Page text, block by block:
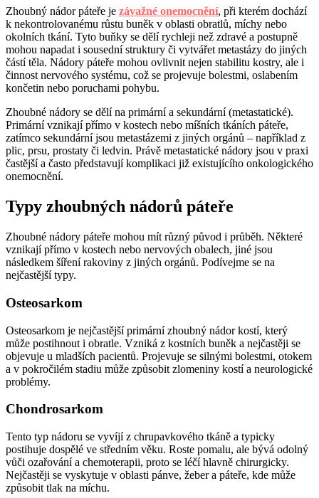
Zhoubný nádor páteře je závažné onemocnění, při kterém dochází
k nekontrolovanému růstu buněk v oblasti obratlů, míchy nebo
okolních tkání. Tyto buňky se dělí rychleji než zdravé a postupně
mohou napadat i sousední struktury či vytvářet metastázy do jiných
částí těla. Nádory páteře mohou ovlivnit nejen stabilitu kostry, ale i
činnost nervového systému, což se projevuje bolestmi, oslabením
končetin nebo poruchami pohybu.
Zhoubné nádory se dělí na primární a sekundární (metastatické).
Primární vznikají přímo v kostech nebo míšních tkáních páteře,
zatímco sekundární jsou metastázemi z jiných orgánů – například z
plic, prsu, prostaty či ledvin. Právě metastatické nádory jsou v praxi
častější a často představují komplikaci již existujícího onkologického
onemocnění.
Typy zhoubných nádorů páteře
Zhoubné nádory páteře mohou mít různý původ i průběh. Některé
vznikají přímo v kostech nebo nervových obalech, jiné jsou
následkem šíření rakoviny z jiných orgánů. Podívejme se na
nejčastější typy.
Osteosarkom
Osteosarkom je nejčastější primární zhoubný nádor kostí, který
může postihnout i obratle. Vzniká z kostních buněk a nejčastěji se
objevuje u mladších pacientů. Projevuje se silnými bolestmi, otokem
a v pokročilém stadiu může způsobit zlomeniny kostí a neurologické
problémy.
Chondrosarkom
Tento typ nádoru se vyvíjí z chrupavkového tkáně a typicky
postihuje dospělé ve středním věku. Roste pomalu, ale bývá odolný
vůči ozařování a chemoterapii, proto se léčí hlavně chirurgicky.
Nejčastěji se vyskytuje v oblasti pánve, žeber a páteře, kde může
způsobit tlak na míchu.